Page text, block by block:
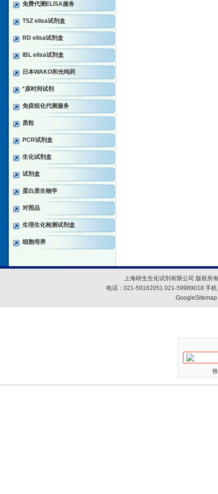
免费代测ELISA服务
TSZ elisa试剂盒
RD elisa试剂盒
IBL elisa试剂盒
日本WAKO和光纯药
*原时间试剂
免疫组化代测服务
质粒
PCR试剂盒
生化试剂盒
试剂盒
蛋白质生物学
对照品
生理生化检测试剂盒
细胞培养
上海研生生化试剂有限公司 版权所
电话：021-59162051 021-59989018 手
GoogleSitemap